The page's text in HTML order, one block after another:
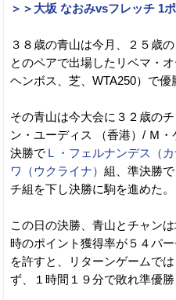
＞＞大坂 なおみvsフレッチ 1
３８歳の青山は今月、２５歳
とのペアで出場したリベマ・
ヘンボス、芝、WTA250）で優
その青山は今大会に３２歳の
ン・ユーディス （香港）/ Ｍ
決勝で Ｌ・フェルナンデス（カ
ワ（ウクライナ） 組、準決勝
チ組を下し決勝に駒を進めた。
この日の決勝、青山とチャン
時のポイント獲得率が５４パ
を許すと、リターンゲームで
ず、１時間１９分で敗れ準優勝